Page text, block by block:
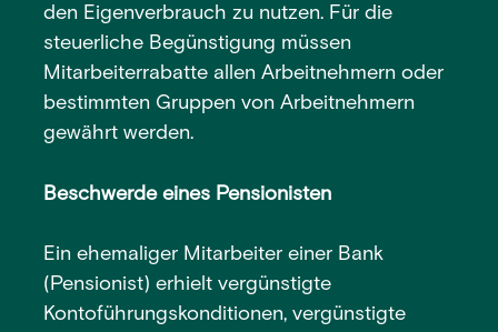
den Eigenverbrauch zu nutzen. Für die
steuerliche Begünstigung müssen
Mitarbeiterrabatte allen Arbeitnehmern oder
bestimmten Gruppen von Arbeitnehmern
gewährt werden.
Beschwerde eines Pensionisten
Ein ehemaliger Mitarbeiter einer Bank
(Pensionist) erhielt vergünstigte
Kontoführungskonditionen, vergünstigte